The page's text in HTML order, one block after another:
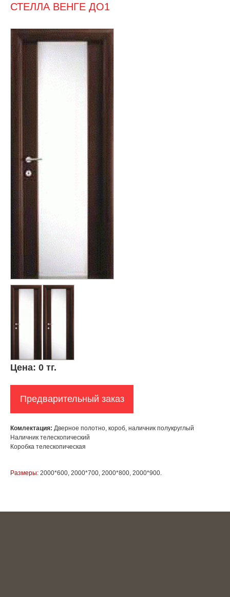
СТЕЛЛА ВЕНГЕ ДО1
Цена: 0 тг.
Предварительный заказ
Комлектация: Дверное полотно, короб, наличник полукруглый
Наличник телескопический
Коробка телескопическая
Размеры: 2000*600, 2000*700, 2000*800, 2000*900.